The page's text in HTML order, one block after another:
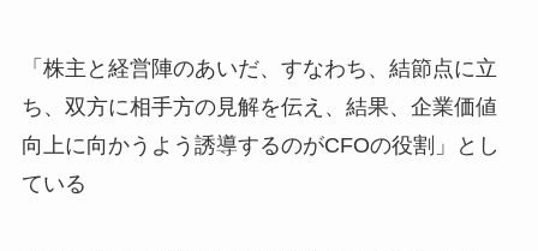
「株主と経営陣のあいだ、すなわち、結節点に立
ち、双方に相手方の見解を伝え、結果、企業価値
向上に向かうよう誘導するのがCFOの役割」とし
ている